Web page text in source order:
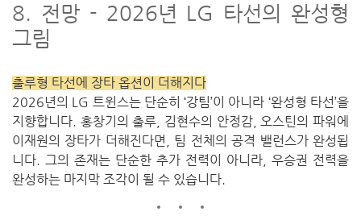
8. 전망 - 2026년 LG 타선의 완성형
그림
출루형 타선에 장타 옵션이 더해지다
2026년의 LG 트윈스는 단순히 ‘강팀’이 아니라 ‘완성형 타선’을
지향합니다. 홍창기의 출루, 김현수의 안정감, 오스틴의 파워에
이재원의 장타가 더해진다면, 팀 전체의 공격 밸런스가 완성됩
니다. 그의 존재는 단순한 추가 전력이 아니라, 우승권 전력을
완성하는 마지막 조각이 될 수 있습니다.